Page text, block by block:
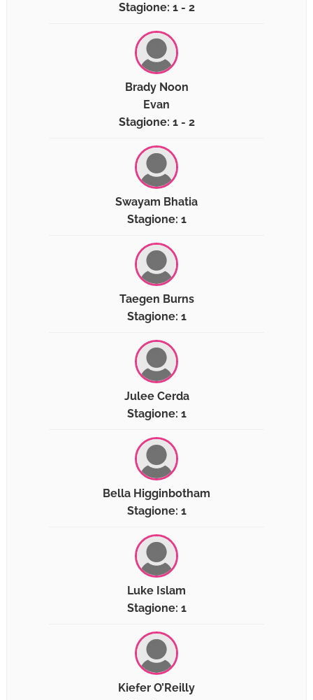
Stagione: 1 - 2
Brady Noon
Evan
Stagione: 1 - 2
Swayam Bhatia
Stagione: 1
Taegen Burns
Stagione: 1
Julee Cerda
Stagione: 1
Bella Higginbotham
Stagione: 1
Luke Islam
Stagione: 1
Kiefer O’Reilly